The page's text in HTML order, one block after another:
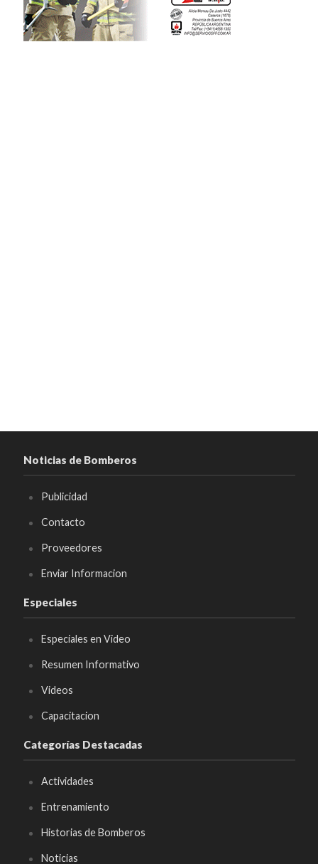
Noticias de Bomberos
Publicidad
Contacto
Proveedores
Enviar Informacion
Especiales
Especiales en Video
Resumen Informativo
Videos
Capacitacion
Categorías Destacadas
Actividades
Entrenamiento
Historias de Bomberos
Noticias